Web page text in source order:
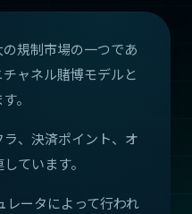
規制市場の一つであ
ャネル賭博モデルと
。
、決済ポイント、オ
ています。
レータによって行われ